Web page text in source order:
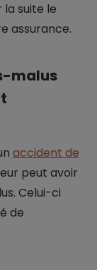
suite le
assurance.
malus
accident de
peut avoir
Celui-ci
de